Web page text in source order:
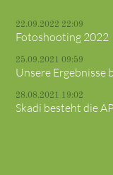
22.09.2022 22:09
Fotoshooting 2022
25.09.2021 09:59
Unsere Ergebnisse
28.08.2021 19:02
Skadi besteht die